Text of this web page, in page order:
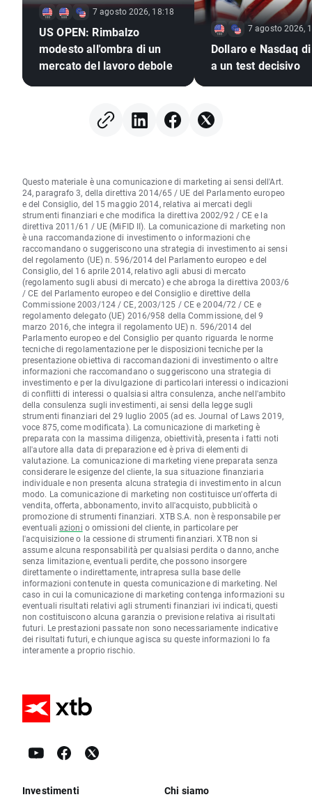
7 agosto 2026, 18:18
US OPEN: Rimbalzo
modesto all'ombra di un
mercato del lavoro debole
7 agosto 2026,
Dollaro e Nasdaq
a un test decisivo
Questo materiale è una comunicazione di marketing ai sensi dell'Art.
24, paragrafo 3, della direttiva 2014/65 / UE del Parlamento europeo
e del Consiglio, del 15 maggio 2014, relativa ai mercati degli
strumenti finanziari e che modifica la direttiva 2002/92 / CE e la
direttiva 2011/61 / UE (MiFID II). La comunicazione di marketing non
è una raccomandazione di investimento o informazioni che
raccomandano o suggeriscono una strategia di investimento ai sensi
del regolamento (UE) n. 596/2014 del Parlamento europeo e del
Consiglio, del 16 aprile 2014, relativo agli abusi di mercato
(regolamento sugli abusi di mercato) e che abroga la direttiva 2003/6
/ CE del Parlamento europeo e del Consiglio e direttive della
Commissione 2003/124 / CE, 2003/125 / CE e 2004/72 / CE e
regolamento delegato (UE) 2016/958 della Commissione, del 9
marzo 2016, che integra il regolamento UE) n. 596/2014 del
Parlamento europeo e del Consiglio per quanto riguarda le norme
tecniche di regolamentazione per le disposizioni tecniche per la
presentazione obiettiva di raccomandazioni di investimento o altre
informazioni che raccomandano o suggeriscono una strategia di
investimento e per la divulgazione di particolari interessi o indicazioni
di conflitti di interessi o qualsiasi altra consulenza, anche nell'ambito
della consulenza sugli investimenti, ai sensi della legge sugli
strumenti finanziari del 29 luglio 2005 (ad es. Journal of Laws 2019,
voce 875, come modificata). La comunicazione di marketing è
preparata con la massima diligenza, obiettività, presenta i fatti noti
all'autore alla data di preparazione ed è priva di elementi di
valutazione. La comunicazione di marketing viene preparata senza
considerare le esigenze del cliente, la sua situazione finanziaria
individuale e non presenta alcuna strategia di investimento in alcun
modo. La comunicazione di marketing non costituisce un'offerta di
vendita, offerta, abbonamento, invito all'acquisto, pubblicità o
promozione di strumenti finanziari. XTB S.A. non è responsabile per
eventuali azioni o omissioni del cliente, in particolare per
l'acquisizione o la cessione di strumenti finanziari. XTB non si
assume alcuna responsabilità per qualsiasi perdita o danno, anche
senza limitazione, eventuali perdite, che possono insorgere
direttamente o indirettamente, intrapresa sulla base delle
informazioni contenute in questa comunicazione di marketing. Nel
caso in cui la comunicazione di marketing contenga informazioni su
eventuali risultati relativi agli strumenti finanziari ivi indicati, questi
non costituiscono alcuna garanzia o previsione relativa ai risultati
futuri. Le prestazioni passate non sono necessariamente indicative
dei risultati futuri, e chiunque agisca su queste informazioni lo fa
interamente a proprio rischio.
Investimenti Chi siamo